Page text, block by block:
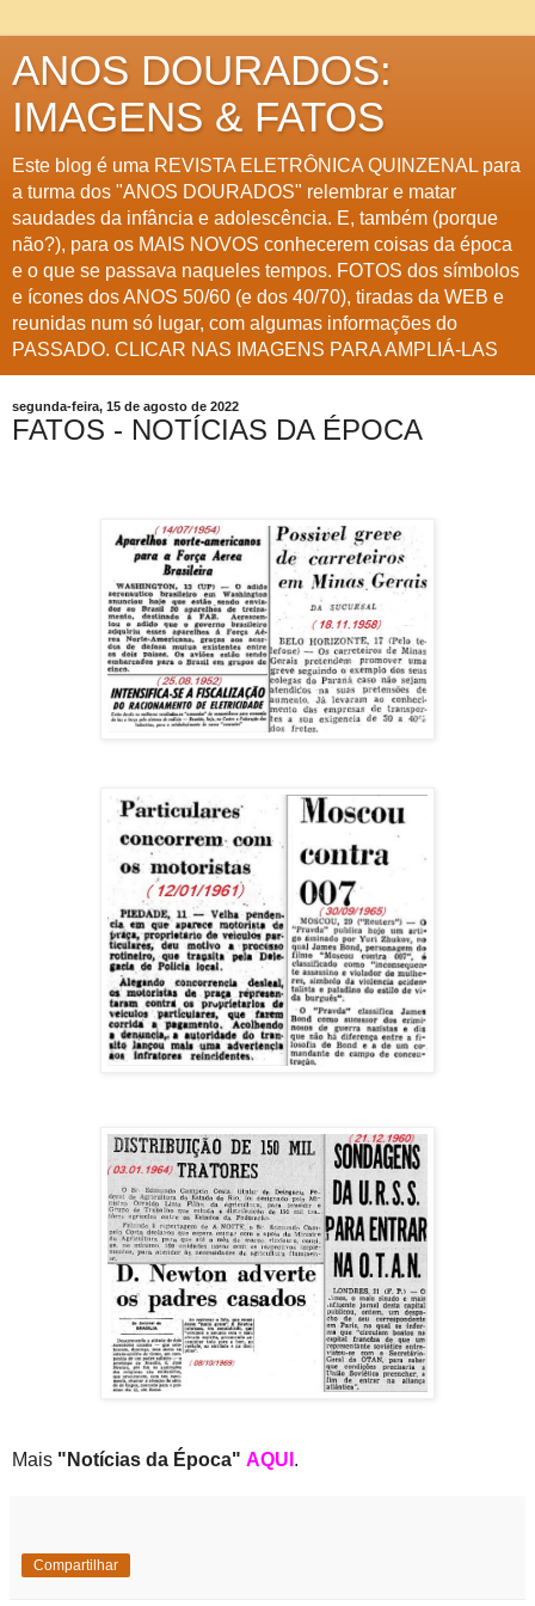
ANOS DOURADOS:
IMAGENS & FATOS
Este blog é uma REVISTA ELETRÔNICA QUINZENAL para
a turma dos "ANOS DOURADOS" relembrar e matar
saudades da infância e adolescência. E, também (porque
não?), para os MAIS NOVOS conhecerem coisas da época
e o que se passava naqueles tempos. FOTOS dos símbolos
e ícones dos ANOS 50/60 (e dos 40/70), tiradas da WEB e
reunidas num só lugar, com algumas informações do
PASSADO. CLICAR NAS IMAGENS PARA AMPLIÁ-LAS
segunda-feira, 15 de agosto de 2022
FATOS - NOTÍCIAS DA ÉPOCA
Mais "Notícias da Época" AQUI .
Compartilhar